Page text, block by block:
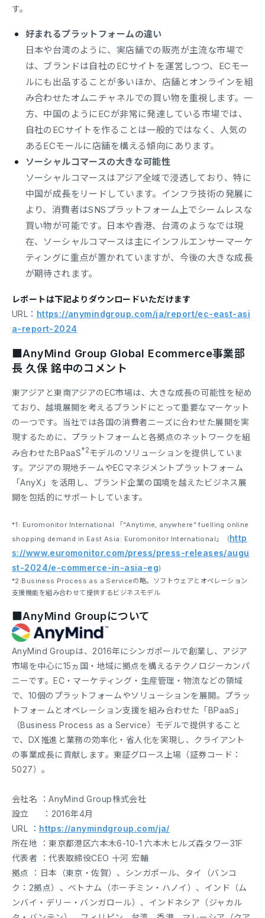
す。
好まれるプラットフォームの違い
日本や台湾のように、実店舗での販売が主流な市場で
は、ブランドは自社のECサイトを運営しつつ、ECモー
ルにも出品することが多いほか、店舗とオンラインを組
み合わせたオムニチャネルでの買い物を重視します。一
方、中国のようにECが非常に発達している市場では、
自社のECサイトを作ることは一般的ではなく、人気の
あるECモールに店舗を構える傾向にあります。
ソーシャルコマースの大きな可能性
ソーシャルコマースはアジア全域で浸透しており、特に
中国が成長をリードしています。インフラ技術の発展に
より、消費者はSNSプラットフォーム上でシームレスな
買い物が可能です。日本や香港、台湾のようなでは現
在、ソーシャルコマースは主にインフルエンサーマーケ
ティングに重点が置かれていますが、今後の大きな成長
が期待されます。
レポートは下記よりダウンロードいただけます
URL： https://anymindgroup.com/ja/report/ec-east-asi
a-report-2024
■AnyMind Group Global Ecommerce事業部
長 久保 銘中のコメント
東アジアと東南アジアのEC市場は、大きな成長の可能性を秘め
ており、越境展開を考えるブランドにとって重要なマーケット
の一つです。当社では各国の消費者ニーズに合わせた展開を実
現するために、プラットフォームと各拠点のネットワークを組
み合わせたBPaaS*2モデルのソリューションを提供していま
す。アジアの現地チームやECマネジメントプラットフォーム
「AnyX」を活用し、ブランド企業の国境を越えたビジネス展
開を包括的にサポートしています。
*1: Euromonitor International 「”Anytime, anywhere” fuelling online
shopping demand in East Asia: Euromonitor International」（http
s://www.euromonitor.com/press/press-releases/augu
st-2024/e-commerce-in-asia-eg)
*2:Business Process as a Serviceの略。ソフトウェアとオペレーション
支援機能を組み合わせて提供するビジネスモデル
■AnyMind Groupについて
AnyMind Groupは、2016年にシンガポールで創業し、アジア
市場を中心に15ヵ国・地域に拠点を構えるテクノロジーカンパ
ニーです。EC・マーケティング・生産管理・物流などの領域
で、10個のプラットフォームやソリューションを展開。プラッ
トフォームとオペレーション支援を組み合わせた「BPaaS」
（Business Process as a Service）モデルで提供すること
で、DX推進と業務の効率化・省人化を実現し、クライアント
の事業成長に貢献します。東証グロース上場（証券コード：
5027）。
会社名 ：AnyMind Group株式会社
設立 ：2016年4月
URL ： https://anymindgroup.com/ja/
所在地 ：東京都港区六本木6-10-1 六本木ヒルズ森タワー31F
代表者 ：代表取締役CEO 十河 宏輔
拠点 ：日本（東京・佐賀）、シンガポール、タイ（バンコ
ク：2拠点）、ベトナム（ホーチミン・ハノイ）、インド（ム
ンバイ・デリー・バンガロール）、インドネシア（ジャカル